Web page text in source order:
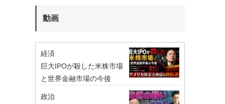
動画
経済
巨大IPOが殺した米株市場
と世界金融市場の今後
政治